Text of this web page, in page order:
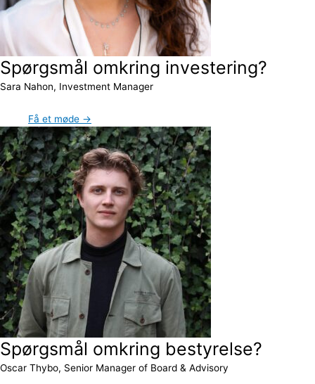
Spørgsmål omkring investering?
Sara Nahon, Investment Manager
Få et møde →
Spørgsmål omkring bestyrelse?
Oscar Thybo, Senior Manager of Board & Advisory